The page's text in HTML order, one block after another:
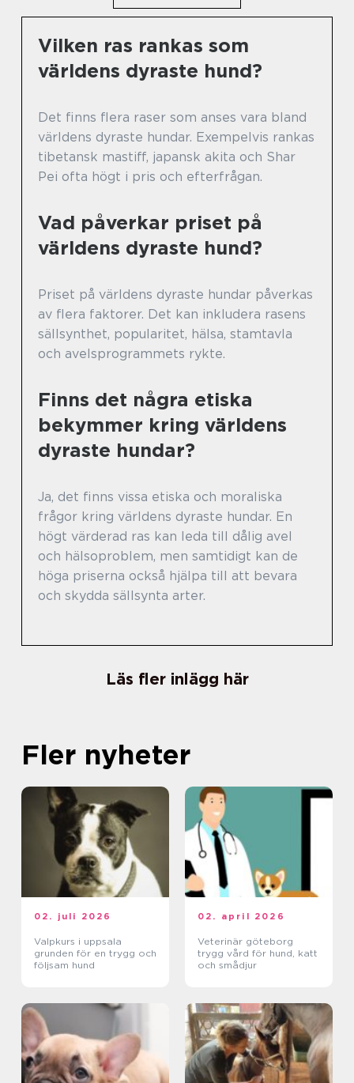
Vilken ras rankas som
världens dyraste hund?
Det finns flera raser som anses vara bland
världens dyraste hundar. Exempelvis rankas
tibetansk mastiff, japansk akita och Shar
Pei ofta högt i pris och efterfrågan.
Vad påverkar priset på
världens dyraste hund?
Priset på världens dyraste hundar påverkas
av flera faktorer. Det kan inkludera rasens
sällsynthet, popularitet, hälsa, stamtavla
och avelsprogrammets rykte.
Finns det några etiska
bekymmer kring världens
dyraste hundar?
Ja, det finns vissa etiska och moraliska
frågor kring världens dyraste hundar. En
högt värderad ras kan leda till dålig avel
och hälsoproblem, men samtidigt kan de
höga priserna också hjälpa till att bevara
och skydda sällsynta arter.
Läs fler inlägg här
Fler nyheter
02. juli 2026
Valpkurs i uppsala
grunden för en trygg och
följsam hund
02. april 2026
Veterinär göteborg
trygg vård för hund, katt
och smådjur